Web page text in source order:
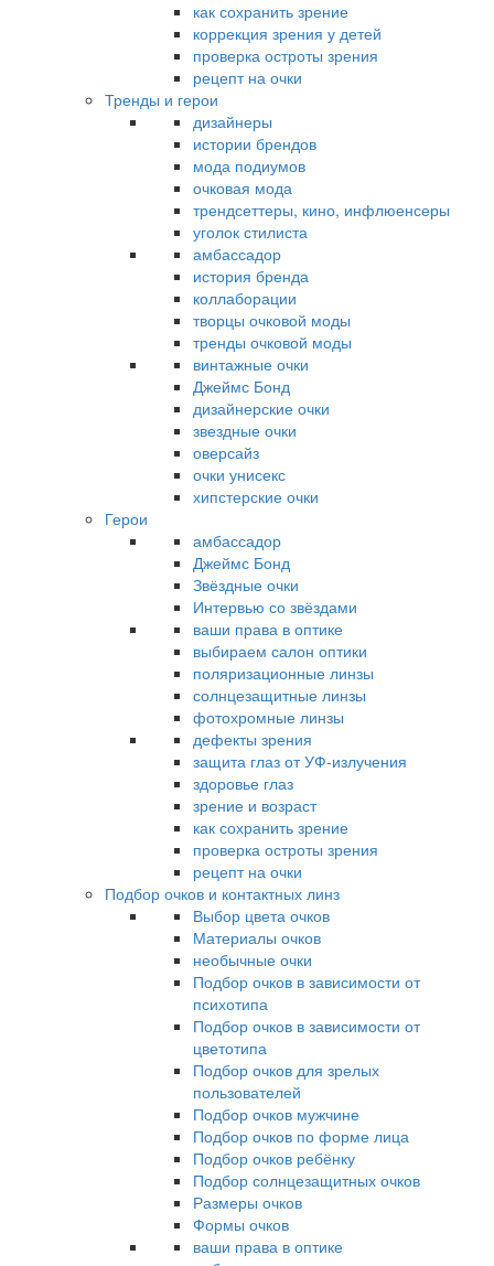
как сохранить зрение
коррекция зрения у детей
проверка остроты зрения
рецепт на очки
Тренды и герои
дизайнеры
истории брендов
мода подиумов
очковая мода
трендсеттеры, кино, инфлюенсеры
уголок стилиста
амбассадор
история бренда
коллаборации
творцы очковой моды
тренды очковой моды
винтажные очки
Джеймс Бонд
дизайнерские очки
звездные очки
оверсайз
очки унисекс
хипстерские очки
Герои
амбассадор
Джеймс Бонд
Звёздные очки
Интервью со звёздами
ваши права в оптике
выбираем салон оптики
поляризационные линзы
солнцезащитные линзы
фотохромные линзы
дефекты зрения
защита глаз от УФ-излучения
здоровье глаз
зрение и возраст
как сохранить зрение
проверка остроты зрения
рецепт на очки
Подбор очков и контактных линз
Выбор цвета очков
Материалы очков
необычные очки
Подбор очков в зависимости от
психотипа
Подбор очков в зависимости от
цветотипа
Подбор очков для зрелых
пользователей
Подбор очков мужчине
Подбор очков по форме лица
Подбор очков ребёнку
Подбор солнцезащитных очков
Размеры очков
Формы очков
ваши права в оптике